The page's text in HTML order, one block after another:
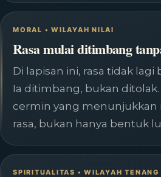
MORAL • WILAYAH NILAI
Rasa mulai ditimbang
Di lapisan ini, rasa tidak lagi
Ia ditimbang, bukan
cermin yang menunjukkan
rasa, bukan hanya bentuk
SPIRITUALITAS • WILAYAH TENANG